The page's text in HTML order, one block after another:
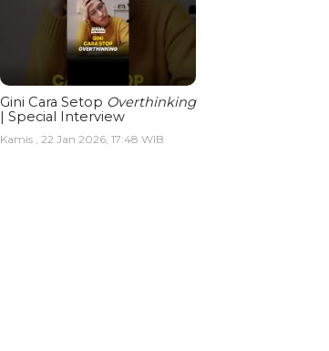
Gini Cara Setop Overthinking
| Special Interview
Kamis , 22 Jan 2026, 17:48 WIB